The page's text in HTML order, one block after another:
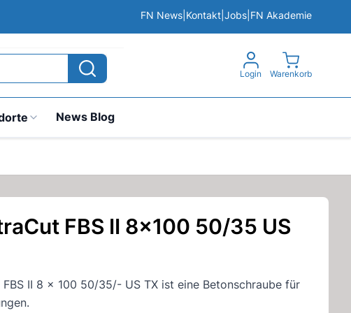
FN News Kontakt Jobs FN Akademie
Login
View cart,
Warenkorb
News Blog
FBS II 8x100 50/35 US
II 8 x 100 50/35/- US TX ist eine Betonschraube für